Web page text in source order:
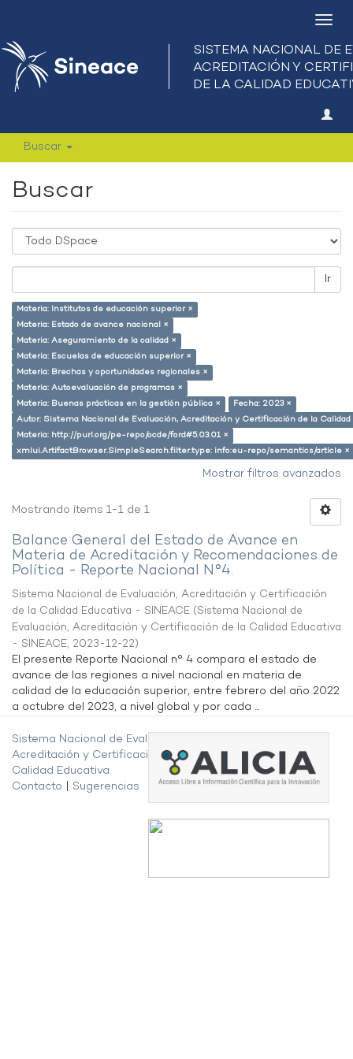
Buscar
Buscar
Ir
Materia: Institutos de educación superior ×
Materia: Estado de avance nacional ×
Materia: Aseguramiento de la calidad ×
Materia: Escuelas de educación superior ×
Materia: Brechas y oportunidades regionales ×
Materia: Autoevaluación de programas ×
Materia: Buenas prácticas en la gestión pública ×
Fecha: 2023 ×
Autor: Sistema Nacional de Evaluación, Acreditación y Certificación de la
Materia: http://purl.org/pe-repo/ocde/ford#5.03.01 ×
xmlui.ArtifactBrowser.SimpleSearch.filter.type: info:eu-repo/semantics/article ×
Mostrar filtros avanzados
Mostrando ítems 1-1 de 1
Balance General del Estado de Avance en
Materia de Acreditación y Recomendaciones de
Política - Reporte Nacional N°4.
Sistema Nacional de Evaluación, Acreditación y Certificación
de la Calidad Educativa - SINEACE (Sistema Nacional de
Evaluación, Acreditación y Certificación de la Calidad Educativa
- SINEACE, 2023-12-22)
El presente Reporte Nacional n° 4 compara el estado de
avance de las regiones a nivel nacional en materia de
calidad de la educación superior, entre febrero del año 2022
a octubre del 2023, a nivel global y por cada ...
Sistema Nacional de Evaluación,
Acreditación y Certificación de la
Calidad Educativa
Contacto
Sugerencias